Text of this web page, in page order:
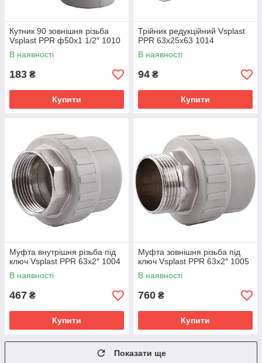
Кутник 90 зовнішня різьба
Vsplast PPR ф50х1 1/2″ 1010
В наявності
183 ₴
Купити
Трійник редукційний Vsplast
PPR 63х25х63 1014
В наявності
94 ₴
Купити
Муфта внутрішня різьба під
ключ Vsplast PPR 63х2″ 1004
В наявності
467 ₴
Купити
Муфта зовнішня різьба під
ключ Vsplast PPR 63x2″ 1005
В наявності
760 ₴
Купити
Показати ще